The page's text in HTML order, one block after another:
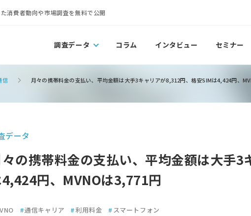
消費者動向や市場調査を無料で公開
調査データ コラム インタビュー セミナー
信 月々の携帯料金の支払い、平均金額は大手3キャリアが8,312円、格安SIMは4,424円、
データ
の携帯料金の支払い、平均金額は大手
円、MVNOは3,771円
#通信キャリア #利用料金 # スマートフォン